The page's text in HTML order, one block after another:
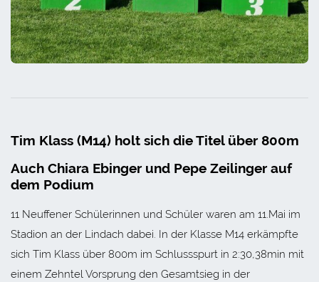
Tim Klass (M14) holt sich die Titel über 800m
Auch Chiara Ebinger und Pepe Zeilinger auf
dem Podium
11 Neuffener Schülerinnen und Schüler waren am 11.Mai im
Stadion an der Lindach dabei. In der Klasse M14 erkämpfte
sich Tim Klass über 800m im Schlussspurt in 2:30,38min mit
einem Zehntel Vorsprung den Gesamtsieg in der